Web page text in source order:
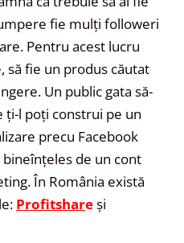
fie mulți followeri
Pentru acest lucru
să fie un produs căutat
Un public gata să-
l poți construi pe un
precu Facebook
de un cont
În România există
Profitshareși